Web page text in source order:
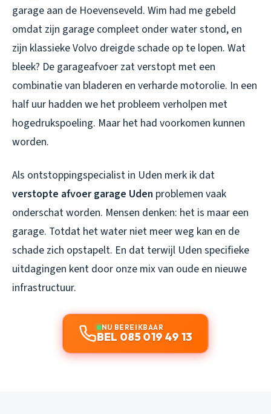
garage aan de Hoevenseveld. Wim had me gebeld
omdat zijn garage compleet onder water stond, en
zijn klassieke Volvo dreigde schade op te lopen. Wat
bleek? De garageafvoer zat verstopt met een
combinatie van bladeren en verharde motorolie. In een
half uur hadden we het probleem verholpen met
hogedrukspoeling. Maar het had voorkomen kunnen
worden.
Als ontstoppingspecialist in Uden merk ik dat
verstopte afvoer garage Uden problemen vaak
onderschat worden. Mensen denken: het is maar een
garage. Totdat het water niet meer weg kan en de
schade zich opstapelt. En dat terwijl Uden specifieke
uitdagingen kent door onze mix van oude en nieuwe
infrastructuur.
NU BEREIKBAAR
BEL 085 019 49 13